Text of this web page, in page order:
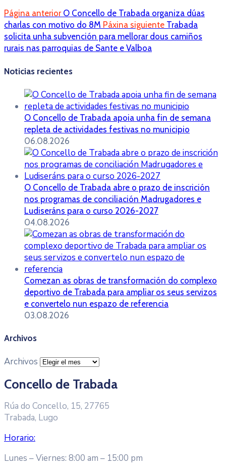
Página anterior O Concello de Trabada organiza dúas
charlas con motivo do 8M Páxina siguiente Trabada
solicita unha subvención para mellorar dous camiños
rurais nas parroquias de Sante e Valboa
Noticias recientes
O Concello de Trabada apoia unha fin de semana
repleta de actividades festivas no municipio
06.08.2026
O Concello de Trabada abre o prazo de inscrición
nos programas de conciliación Madrugadores e
Ludiseráns para o curso 2026-2027
04.08.2026
Comezan as obras de transformación do complexo
deportivo de Trabada para ampliar os seus servizos
e convertelo nun espazo de referencia
03.08.2026
Archivos
Archivos
Concello de Trabada
Rúa do Concello, 15, 27765
Trabada, Lugo
Horario:
Lunes – Viernes: 8:00 am – 15:00 pm